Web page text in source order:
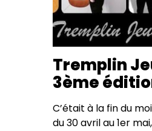
Tremplin
3ème
C’était à la fin du
du 30 avril au 1er